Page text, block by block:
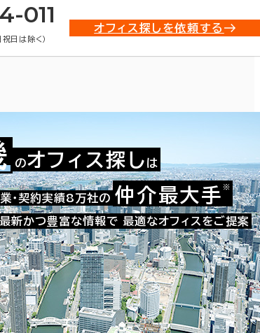
011
日は除く）
オフィス探しを依頼する
お問い合わせ番号：009-45219
のオフィス探し は
・契約実績8万社の 仲介最大手 ※
新かつ豊富な情報で 最適なオフィスをご提案